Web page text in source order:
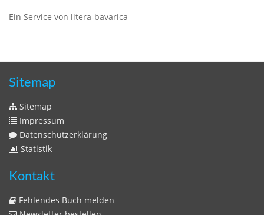
Ein Service von litera-bavarica
Sitemap
Sitemap
Impressum
Datenschutzerklärung
Statistik
Kontakt
Fehlendes Buch melden